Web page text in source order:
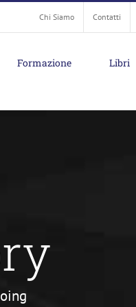
Chi Siamo Contatti
Formazione Libri